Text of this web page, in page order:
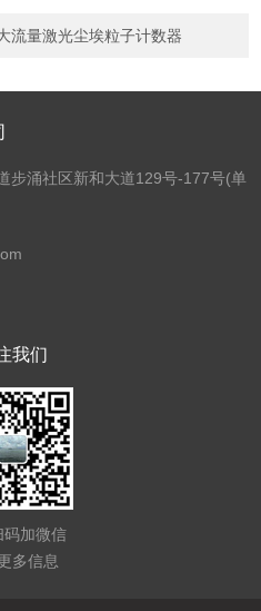
流量激光尘埃粒子计数器
步涌社区新和大道129号-177号(单
我们
码加微信
多信息